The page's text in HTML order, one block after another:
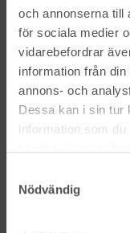
och annonserna till
för sociala medier
vidarebefordrar
information från
annons- och
Dessa kan i sin tur
information som
Nödvändig
Genom att anmäla